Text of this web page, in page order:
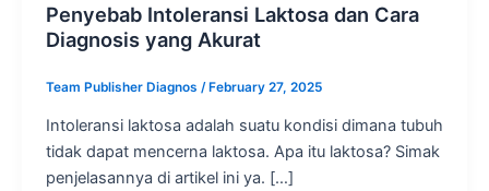
Penyebab Intoleransi Laktosa dan Cara
Diagnosis yang Akurat
Team Publisher Diagnos /February 27, 2025
Intoleransi laktosa adalah suatu kondisi dimana tubuh
tidak dapat mencerna laktosa. Apa itu laktosa? Simak
penjelasannya di artikel ini ya. […]